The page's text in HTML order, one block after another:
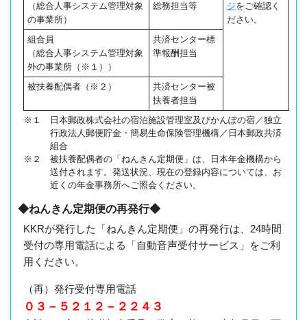
（総合人事システム管理対象
の事業所）
総務担当等
ジをご確認く
ださい。
組合員
（総合人事システム管理対象
外の事業所（※１））
共済センター標
準報酬担当
被扶養配偶者（※２）
共済センター被
扶養者担当
※１ 日本郵政株式会社の宿泊施設管理室及びかんぽの宿／独立
行政法人郵便貯金・簡易生命保険管理機構／日本郵政共済
組合
※２ 被扶養配偶者の「ねんきん定期便」は、日本年金機構から
送付されます。発送状況、現在の登録内容については、お
近くの年金事務所へご照会ください。
◆ねんきん定期便の再発行◆
KKRが発行した「ねんきん定期便」の再発行は、24時間
受付の専用電話による「自動音声受付サービス」をご利
用ください。
（再）発行受付専用電話
０３－５２１２－２２４３